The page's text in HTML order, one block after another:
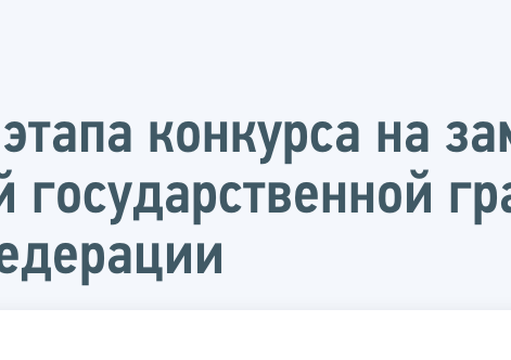
конкурса на